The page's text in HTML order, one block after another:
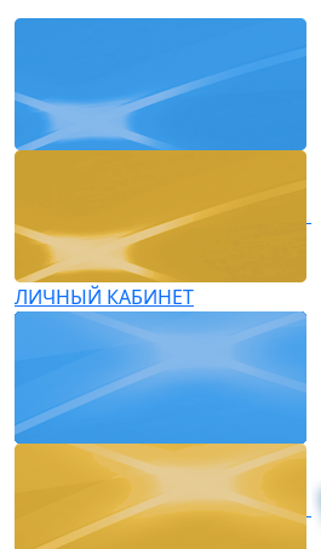
ЛИЧНЫЙ КАБИНЕТ